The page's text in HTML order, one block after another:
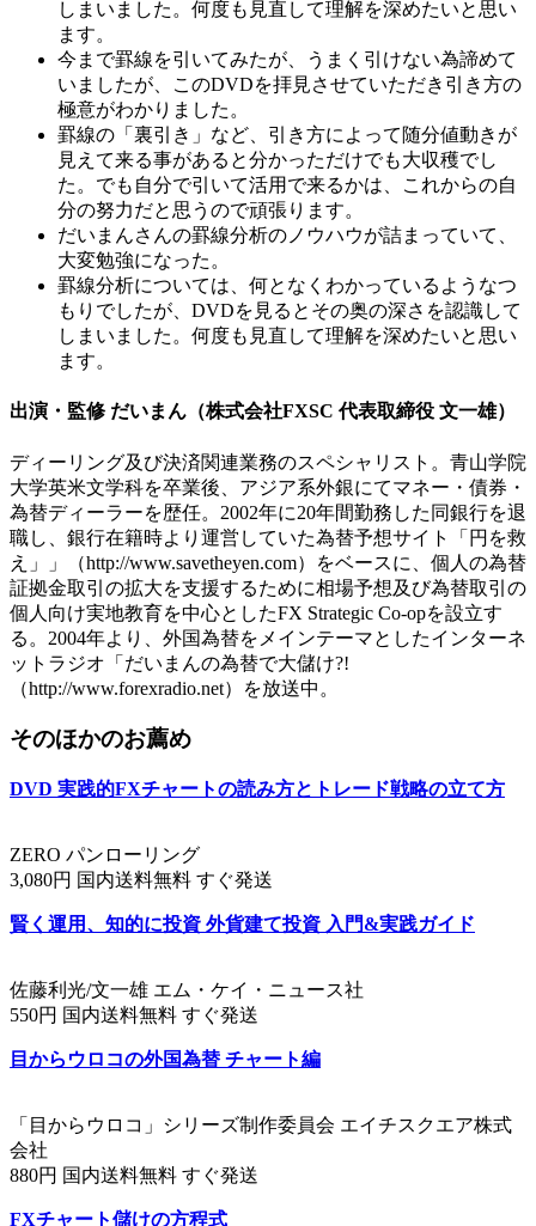
しまいました。何度も見直して理解を深めたいと思い
ます。
今まで罫線を引いてみたが、うまく引けない為諦めて
いましたが、このDVDを拝見させていただき引き方の
極意がわかりました。
罫線の「裏引き」など、引き方によって随分値動きが
見えて来る事があると分かっただけでも大収穫でし
た。でも自分で引いて活用で来るかは、これからの自
分の努力だと思うので頑張ります。
だいまんさんの罫線分析のノウハウが詰まっていて、
大変勉強になった。
罫線分析については、何となくわかっているようなつ
もりでしたが、DVDを見るとその奥の深さを認識して
しまいました。何度も見直して理解を深めたいと思い
ます。
出演・監修 だいまん（株式会社FXSC 代表取締役 文一雄）
ディーリング及び決済関連業務のスペシャリスト。青山学院
大学英米文学科を卒業後、アジア系外銀にてマネー・債券・
為替ディーラーを歴任。2002年に20年間勤務した同銀行を退
職し、銀行在籍時より運営していた為替予想サイト「円を救
え」」（http://www.savetheyen.com）をベースに、個人の為替
証拠金取引の拡大を支援するために相場予想及び為替取引の
個人向け実地教育を中心としたFX Strategic Co-opを設立す
る。2004年より、外国為替をメインテーマとしたインターネ
ットラジオ「だいまんの為替で大儲け?!
（http://www.forexradio.net）を放送中。
そのほかのお薦め
DVD 実践的FXチャートの読み方とトレード戦略の立て方
ZERO パンローリング
3,080円 国内送料無料 すぐ発送
賢く運用、知的に投資 外貨建て投資 入門&実践ガイド
佐藤利光/文一雄 エム・ケイ・ニュース社
550円 国内送料無料 すぐ発送
目からウロコの外国為替 チャート編
「目からウロコ」シリーズ制作委員会 エイチスクエア株式
会社
880円 国内送料無料 すぐ発送
FXチャート儲けの方程式